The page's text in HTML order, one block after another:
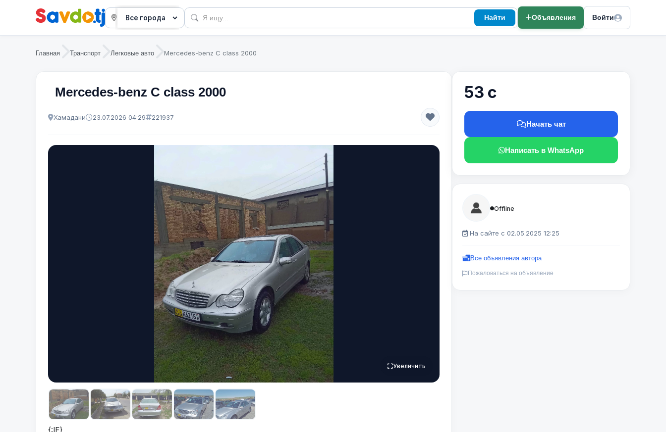
Найти Объявления Войти
Главная Транспорт Легковые авто Mercedes-benz C class 2000
Mercedes-benz C class 2000
Хамадани 23.07.2026 04:29 221937
Увеличить
{:IF}
53 с
Начать чат
Написать в WhatsApp
Offline
На сайте с 02.05.2025 12:25
Все объявления автора
Пожаловаться на объявление